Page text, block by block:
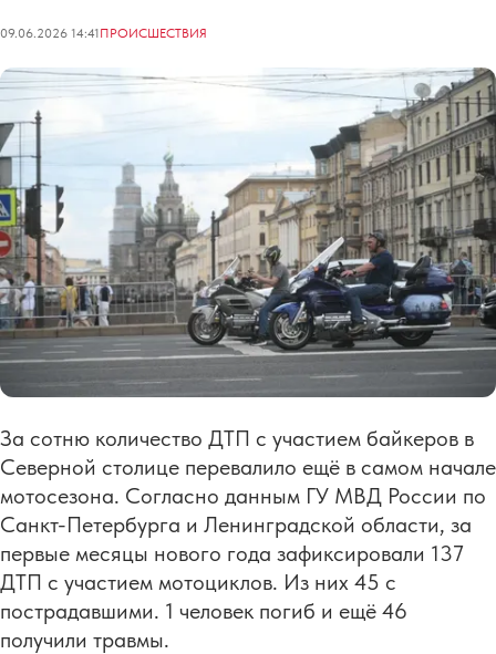
09.06.2026 14:41ПРОИСШЕСТВИЯ
За сотню количество ДТП с участием байкеров в
Северной столице перевалило ещё в самом начале
мотосезона. Согласно данным ГУ МВД России по
Санкт-Петербурга и Ленинградской области, за
первые месяцы нового года зафиксировали 137
ДТП с участием мотоциклов. Из них 45 с
пострадавшими. 1 человек погиб и ещё 46
получили травмы.